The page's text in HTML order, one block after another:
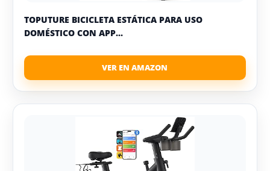
TOPUTURE BICICLETA ESTÁTICA PARA USO
DOMÉSTICO CON APP...